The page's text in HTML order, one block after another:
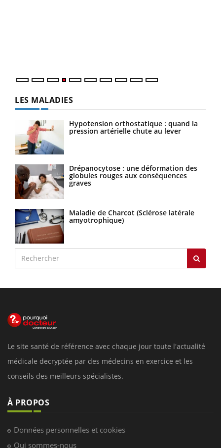
LES MALADIES
Hypotension orthostatique : quand la
pression artérielle chute au lever
Drépanocytose : une déformation des
globules rouges aux conséquences
graves
Maladie de Charcot (Sclérose latérale
amyotrophique)
Le site santé de référence avec chaque jour toute l'actualité
médicale decryptée par des médecins en exercice et les
conseils des meilleurs spécialistes.
À PROPOS
Données personnelles et cookies
Qui sommes-nous